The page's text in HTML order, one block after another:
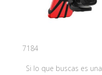
7184
Si lo que buscas es una